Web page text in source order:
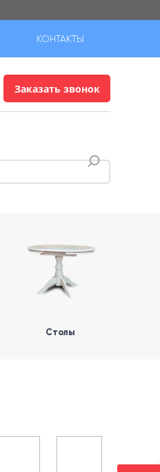
КОНТАКТЫ
Заказать звонок
Столы